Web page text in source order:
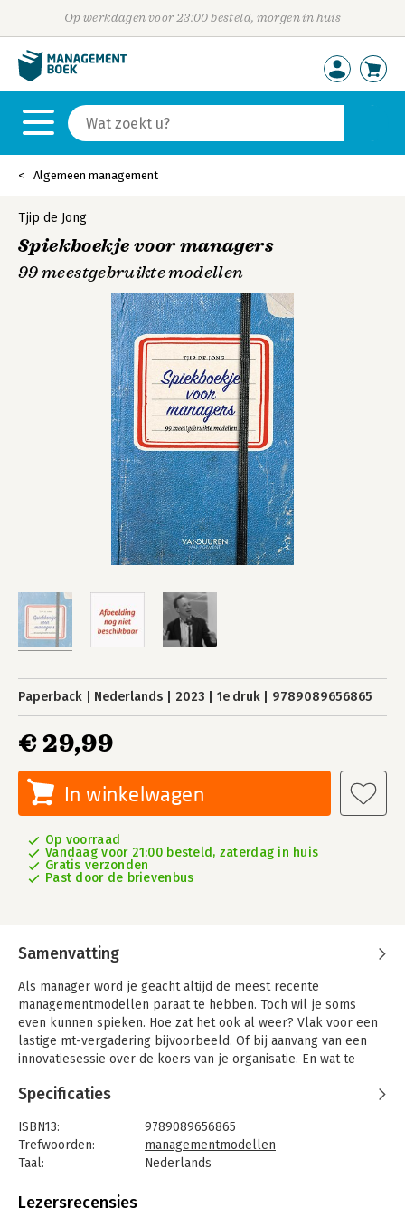
Op werkdagen voor 23:00 besteld, morgen in huis
Algemeen management
Tjip de Jong
Spiekboekje voor managers
99 meestgebruikte modellen
Paperback Nederlands 2023 1e druk 9789089656865
€ 29,99
In winkelwagen
Op voorraad
Vandaag voor 21:00 besteld, zaterdag in huis
Gratis verzonden
Past door de brievenbus
Samenvatting
Als manager word je geacht altijd de meest recente
managementmodellen paraat te hebben. Toch wil je soms
even kunnen spieken. Hoe zat het ook al weer? Vlak voor een
lastige mt-vergadering bijvoorbeeld. Of bij aanvang van een
innovatiesessie over de koers van je organisatie. En wat te
leren en veranderen? Dit boekje helpt je snel uit de brand.
Spiekboekje voor managers geeft overzicht op en inzicht in de
99 belangrijkste managementmodellen. Geen ingewikkelde
omschrijvingen en complexe redeneringen, maar kort en
aankomt. Je bent immers manager en hebt aan een paar
Specificaties
ISBN13:
9789089656865
Trefwoorden:
managementmodellen
Taal:
Nederlands
Aantal pagina's:
Lezersrecensies